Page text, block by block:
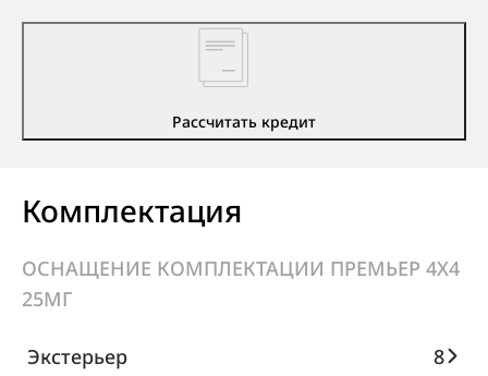
Рассчитать кредит
Комплектация
ОСНАЩЕНИЕ КОМПЛЕКТАЦИИ ПРЕМЬЕР 4X4
25МГ
Экстерьер
8